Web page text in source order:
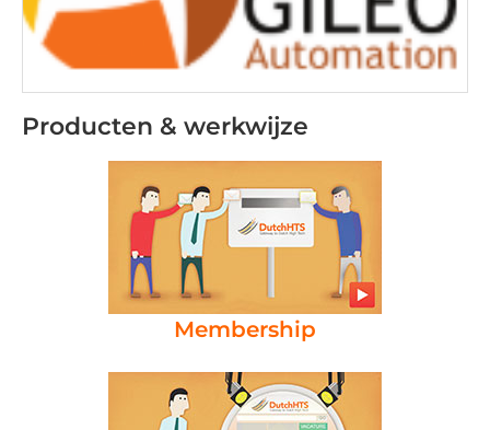
Producten & werkwijze
Membership